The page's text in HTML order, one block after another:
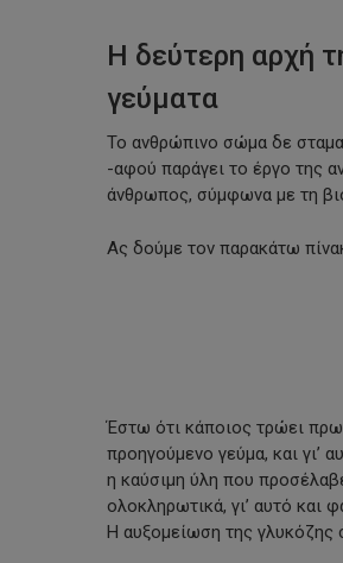
Η δεύτερη αρχή
γεύματα
Το ανθρώπινο σώμα δε
-αφού παράγει το έργο της
άνθρωπος, σύμφωνα με τη
Ας δούμε τον παρακάτω
Έστω ότι κάποιος τρώει
προηγούμενο γεύμα, και γι’
η καύσιμη ύλη που
ολοκληρωτικά, γι’ αυτό και
Η αυξομείωση της γλυκόζης